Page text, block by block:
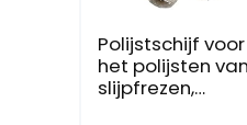
Polijstschijf voor
het polijsten van
slijpfrezen,